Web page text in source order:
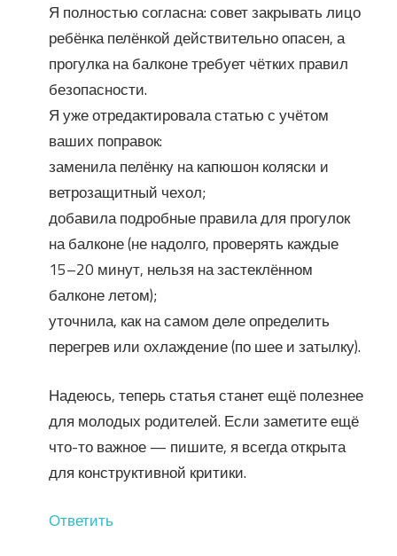
Я полностью согласна: совет закрывать лицо
ребёнка пелёнкой действительно опасен, а
прогулка на балконе требует чётких правил
безопасности.
Я уже отредактировала статью с учётом
ваших поправок:
заменила пелёнку на капюшон коляски и
ветрозащитный чехол;
добавила подробные правила для прогулок
на балконе (не надолго, проверять каждые
15–20 минут, нельзя на застеклённом
балконе летом);
уточнила, как на самом деле определить
перегрев или охлаждение (по шее и затылку).
Надеюсь, теперь статья станет ещё полезнее
для молодых родителей. Если заметите ещё
что-то важное — пишите, я всегда открыта
для конструктивной критики.
Ответить